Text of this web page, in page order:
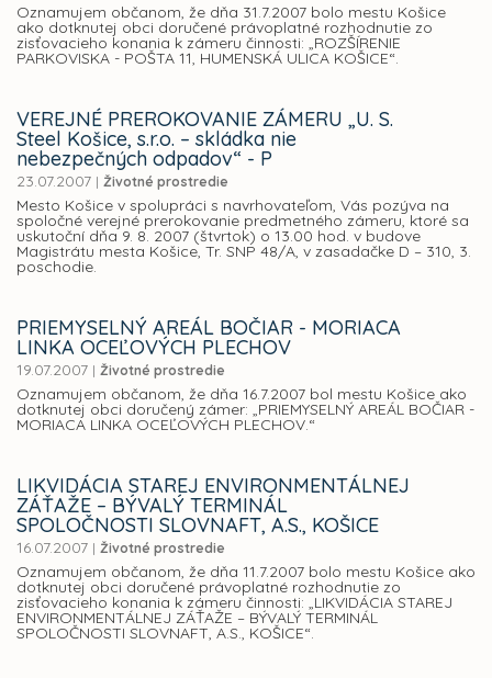
Oznamujem občanom, že dňa 31.7.2007 bolo mestu Košice
ako dotknutej obci doručené právoplatné rozhodnutie zo
zisťovacieho konania k zámeru činnosti: „ROZŠÍRENIE
PARKOVISKA - POŠTA 11, HUMENSKÁ ULICA KOŠICE“.
VEREJNÉ PREROKOVANIE ZÁMERU „U. S.
Steel Košice, s.r.o. – skládka nie
nebezpečných odpadov“ - P
23.07.2007 | Životné prostredie
Mesto Košice v spolupráci s navrhovateľom, Vás pozýva na
spoločné verejné prerokovanie predmetného zámeru, ktoré sa
uskutoční dňa 9. 8. 2007 (štvrtok) o 13.00 hod. v budove
Magistrátu mesta Košice, Tr. SNP 48/A, v zasadačke D – 310, 3.
poschodie.
PRIEMYSELNÝ AREÁL BOČIAR - MORIACA
LINKA OCEĽOVÝCH PLECHOV
19.07.2007 | Životné prostredie
Oznamujem občanom, že dňa 16.7.2007 bol mestu Košice ako
dotknutej obci doručený zámer: „PRIEMYSELNÝ AREÁL BOČIAR -
MORIACA LINKA OCEĽOVÝCH PLECHOV.“
LIKVIDÁCIA STAREJ ENVIRONMENTÁLNEJ
ZÁŤAŽE – BÝVALÝ TERMINÁL
SPOLOČNOSTI SLOVNAFT, A.S., KOŠICE
16.07.2007 | Životné prostredie
Oznamujem občanom, že dňa 11.7.2007 bolo mestu Košice ako
dotknutej obci doručené právoplatné rozhodnutie zo
zisťovacieho konania k zámeru činnosti: „LIKVIDÁCIA STAREJ
ENVIRONMENTÁLNEJ ZÁŤAŽE – BÝVALÝ TERMINÁL
SPOLOČNOSTI SLOVNAFT, A.S., KOŠICE“.